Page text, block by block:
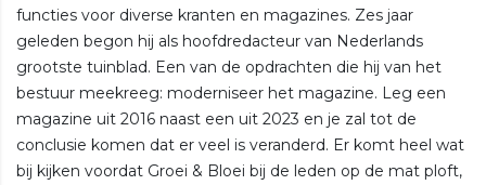
functies voor diverse kranten en magazines. Zes jaar
geleden begon hij als hoofdredacteur van Nederlands
grootste tuinblad. Een van de opdrachten die hij van het
bestuur meekreeg: moderniseer het magazine. Leg een
magazine uit 2016 naast een uit 2023 en je zal tot de
conclusie komen dat er veel is veranderd. Er komt heel wat
bij kijken voordat Groei & Bloei bij de leden op de mat ploft,